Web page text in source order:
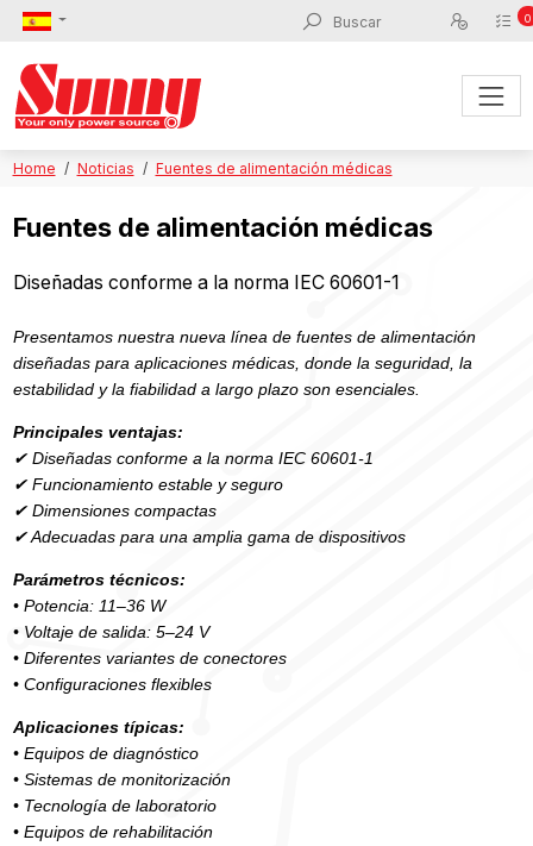
0
Home Noticias Fuentes de alimentación médicas
Fuentes de alimentación médicas
Diseñadas conforme a la norma IEC 60601-1
Presentamos nuestra nueva línea de fuentes de alimentación
diseñadas para aplicaciones médicas, donde la seguridad, la
estabilidad y la fiabilidad a largo plazo son esenciales.
Principales ventajas:
✔Diseñadas conforme a la norma IEC 60601-1
✔Funcionamiento estable y seguro
✔Dimensiones compactas
✔Adecuadas para una amplia gama de dispositivos
Parámetros técnicos:
• Potencia: 11–36 W
• Voltaje de salida: 5–24 V
• Diferentes variantes de conectores
• Configuraciones flexibles
Aplicaciones típicas:
• Equipos de diagnóstico
• Sistemas de monitorización
• Tecnología de laboratorio
• Equipos de rehabilitación